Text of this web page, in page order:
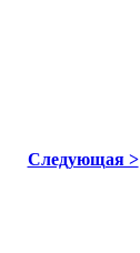
Следующая >